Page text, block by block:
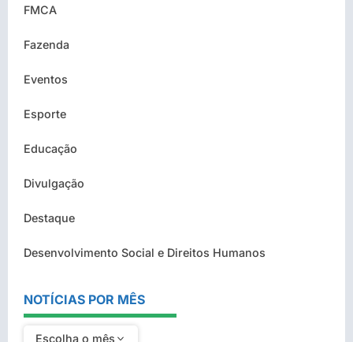
FMCA
Fazenda
Eventos
Esporte
Educação
Divulgação
Destaque
Desenvolvimento Social e Direitos Humanos
NOTÍCIAS POR MÊS
Escolha o mês